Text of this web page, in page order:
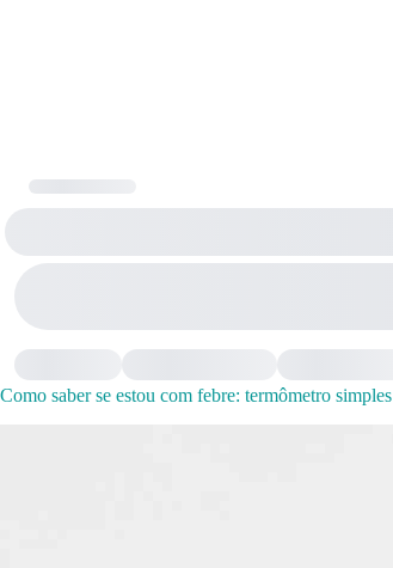
Como saber se estou com febre: termômetro simples